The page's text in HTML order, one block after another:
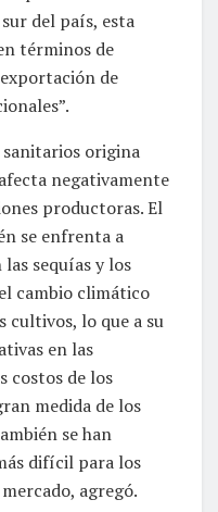
del país, esta
términos de
de
origina
negativamente
productoras. El
se enfrenta a
sequías y los
cambio climático
cultivos, lo que a su
en las
costos de los
medida de los
se han
difícil para los
agregó.